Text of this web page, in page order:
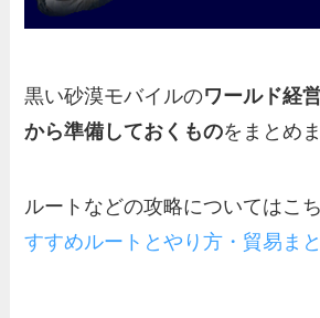
黒い砂漠モバイルのワールド経
から準備しておくものをまとめ
ルートなどの攻略についてはこ
すすめルートとやり方・貿易ま